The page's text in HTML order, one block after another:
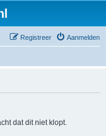
Aanmelden
Registreer
dat dit niet klopt.